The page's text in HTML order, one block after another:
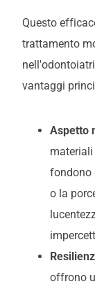
Questo
trattamento
vantaggi
Aspetto
fondono
o la
offrono